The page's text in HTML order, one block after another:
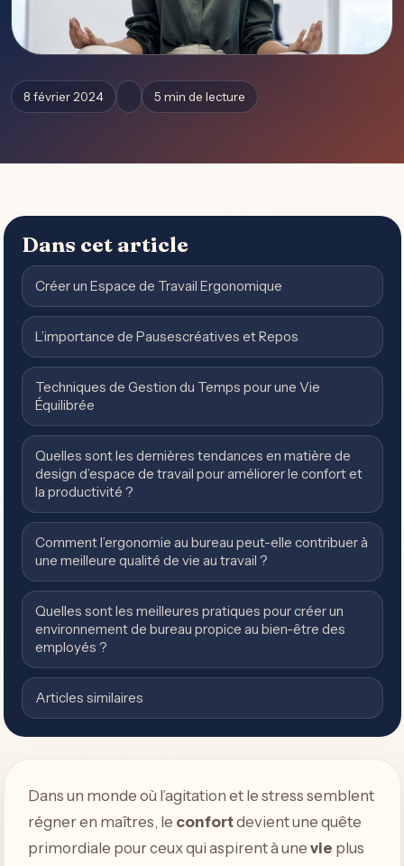
8 février 2024 5 min de lecture
Dans cet article
Créer un Espace de Travail Ergonomique
L’importance de Pausescréatives et Repos
Techniques de Gestion du Temps pour une Vie
Équilibrée
Quelles sont les dernières tendances en matière de
design d’espace de travail pour améliorer le confort et
la productivité ?
Comment l’ergonomie au bureau peut-elle contribuer à
une meilleure qualité de vie au travail ?
Quelles sont les meilleures pratiques pour créer un
environnement de bureau propice au bien-être des
employés ?
Articles similaires
Dans un monde où l’agitation et le stress semblent
régner en maîtres, le confortdevient une quête
primordiale pour ceux qui aspirent à une vie plus